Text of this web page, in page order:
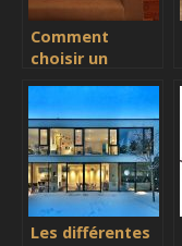
Comment
choisir un
convient à
votre style ?
Les différentes